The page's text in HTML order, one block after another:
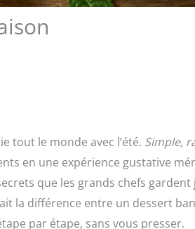
tout le monde avec l’été. Simple,
en une expérience gustative
que les grands chefs gardent
la différence entre un dessert
par étape, sans vous presser.